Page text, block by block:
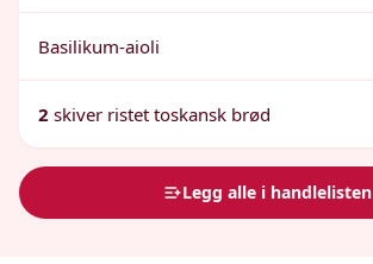
Basilikum-aioli
2 skiver ristet toskansk brød
Legg alle i handlelisten